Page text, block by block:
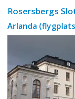
Rosersbergs
Arlanda